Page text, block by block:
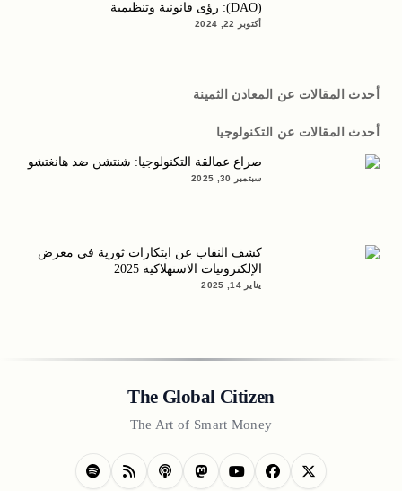
(DAO): رؤى قانونية وتنظيمية
أكتوبر 22, 2024
أحدث المقالات عن المعادن الثمينة
أحدث المقالات عن التكنولوجيا
صراع عمالقة التكنولوجيا: شنتشن ضد هانغتشو
سبتمبر 30, 2025
كشف النقاب عن ابتكارات ثورية في معرض
الإلكترونيات الاستهلاكية 2025
يناير 14, 2025
The Global Citizen
The Art of Smart Money